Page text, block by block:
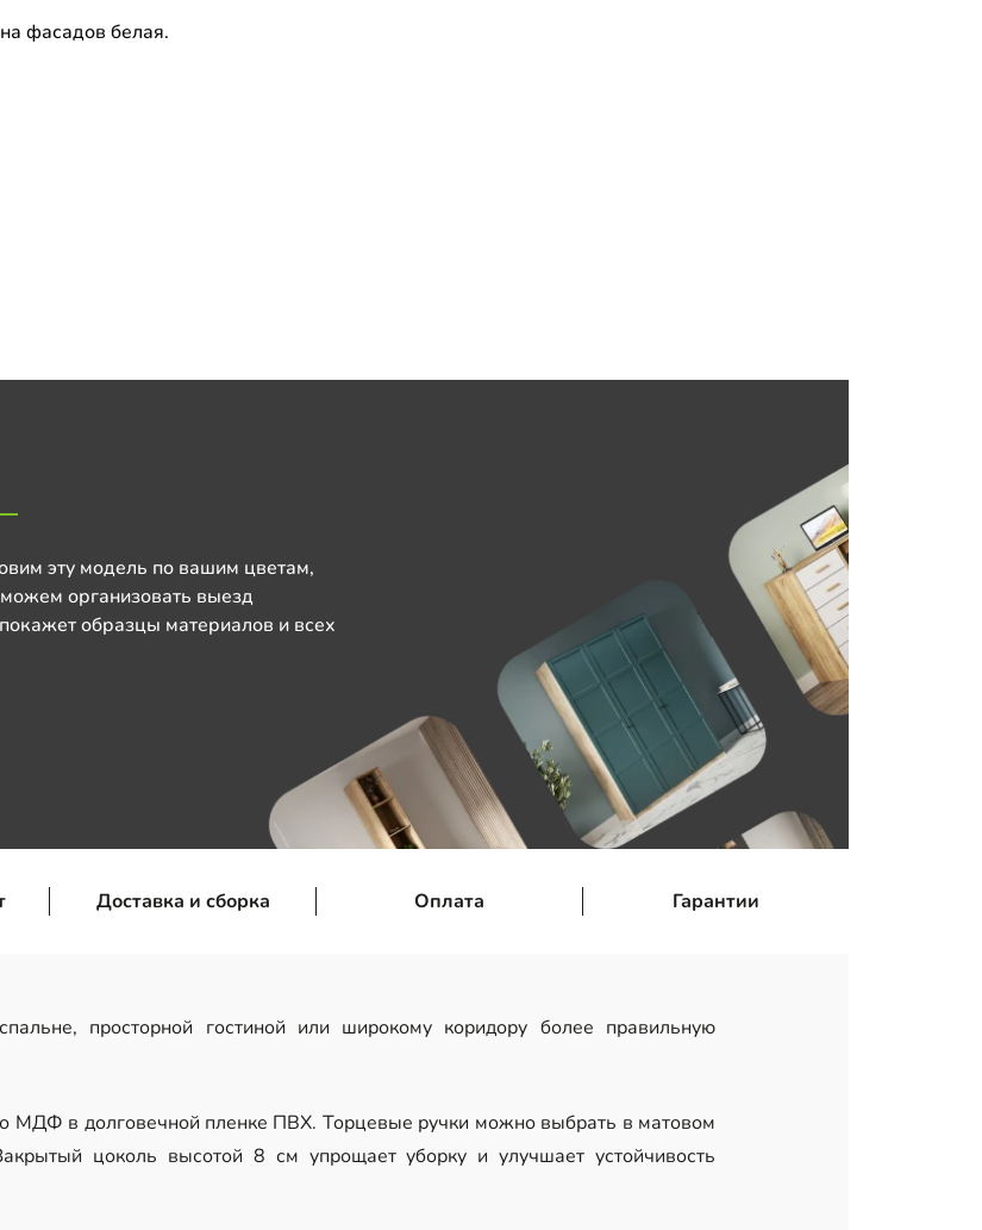
фасадов белая.
эту модель по вашим цветам,
организовать выезд
образцы материалов и всех
Доставка и сборка Оплата Гарантии
просторной гостиной или широкому коридору более правильную
МДФ в долговечной пленке ПВХ. Торцевые ручки можно выбрать в матовом
цоколь высотой 8 см упрощает уборку и улучшает устойчивость